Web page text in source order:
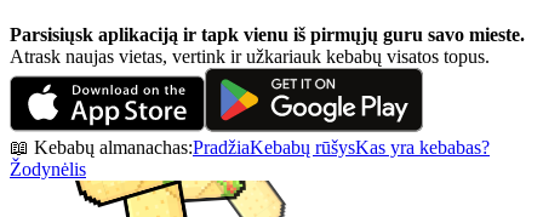
Parsisiųsk aplikaciją ir tapk vienu iš pirmųjų guru savo mieste.
Atrask naujas vietas, vertink ir užkariauk kebabų visatos topus.
📖 Kebabų almanachas:PradžiaKebabų rūšysKas yra kebabas?
Žodynėlis